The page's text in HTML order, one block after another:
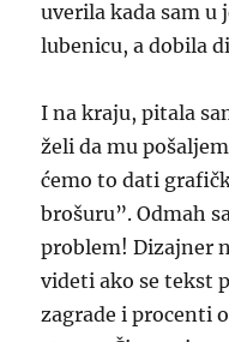
uverila kada sam u
lubenicu, a dobila
I na kraju, pitala
želi da mu
ćemo to dati
brošuru”. Odmah
problem! Dizajner
videti ako se tekst
zagrade i procenti